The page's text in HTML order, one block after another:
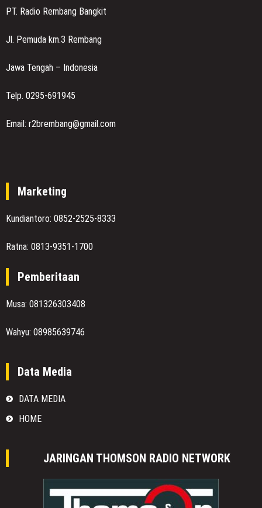
PT. Radio Rembang Bangkit
Jl. Pemuda km.3 Rembang
Jawa Tengah – Indonesia
Telp. 0295-691945
Email: r2brembang@gmail.com
Marketing
Kundiantoro: 0852-2525-8333
Ratna: 0813-9351-1700
Pemberitaan
Musa: 081326303408
Wahyu: 08985639746
Data Media
DATA MEDIA
HOME
JARINGAN THOMSON RADIO NETWORK